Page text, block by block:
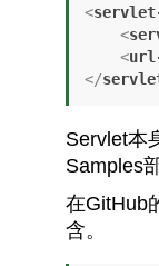
<servlet-
<
<
</
Servlet本
Samples
在GitHub
含。